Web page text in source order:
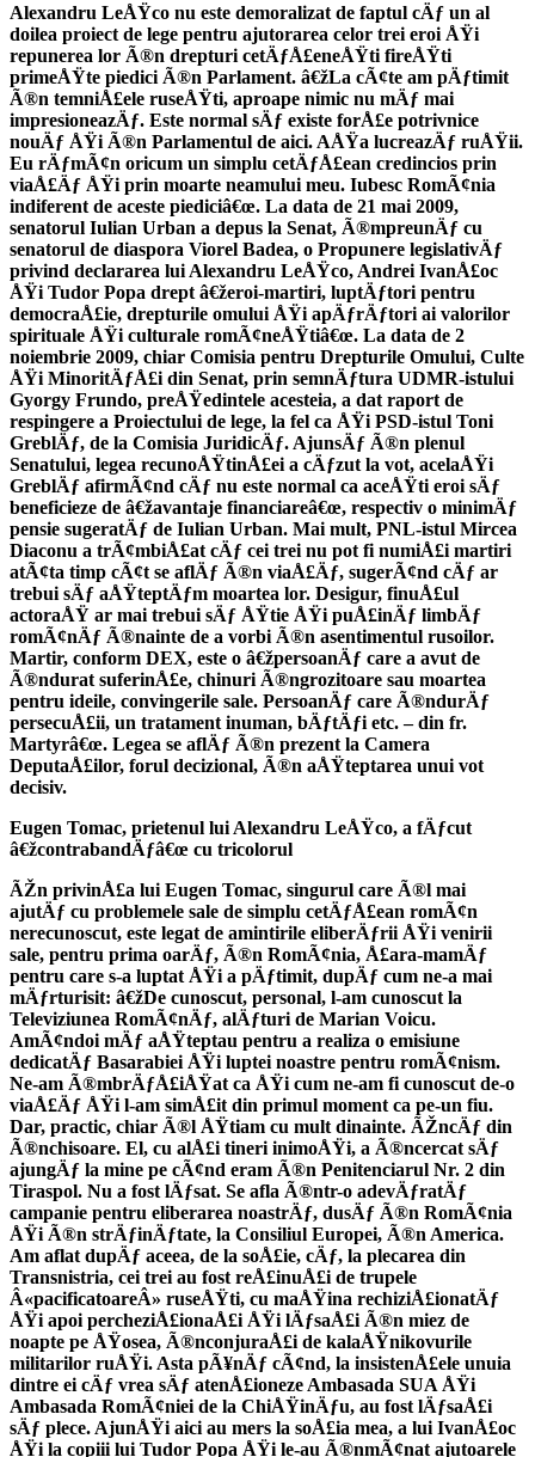
Alexandru LeÅŸco nu este demoralizat de faptul cÄƒ un al
doilea proiect de lege pentru ajutorarea celor trei eroi ÅŸi
repunerea lor Ã®n drepturi cetÄƒÅ£eneÅŸti fireÅŸti
primeÅŸte piedici Ã®n Parlament. â€žLa cÃ¢te am pÄƒtimit
Ã®n temniÅ£ele ruseÅŸti, aproape nimic nu mÄƒ mai
impresioneazÄƒ. Este normal sÄƒ existe forÅ£e potrivnice
nouÄƒ ÅŸi Ã®n Parlamentul de aici. AÅŸa lucreazÄƒ ruÅŸii.
Eu rÄƒmÃ¢n oricum un simplu cetÄƒÅ£ean credincios prin
viaÅ£Äƒ ÅŸi prin moarte neamului meu. Iubesc RomÃ¢nia
indiferent de aceste piediciâ€œ. La data de 21 mai 2009,
senatorul Iulian Urban a depus la Senat, Ã®mpreunÄƒ cu
senatorul de diaspora Viorel Badea, o Propunere legislativÄƒ
privind declararea lui Alexandru LeÅŸco, Andrei IvanÅ£oc
ÅŸi Tudor Popa drept â€žeroi-martiri, luptÄƒtori pentru
democraÅ£ie, drepturile omului ÅŸi apÄƒrÄƒtori ai valorilor
spirituale ÅŸi culturale romÃ¢neÅŸtiâ€œ. La data de 2
noiembrie 2009, chiar Comisia pentru Drepturile Omului, Culte
ÅŸi MinoritÄƒÅ£i din Senat, prin semnÄƒtura UDMR-istului
Gyorgy Frundo, preÅŸedintele acesteia, a dat raport de
respingere a Proiectului de lege, la fel ca ÅŸi PSD-istul Toni
GreblÄƒ, de la Comisia JuridicÄƒ. AjunsÄƒ Ã®n plenul
Senatului, legea recunoÅŸtinÅ£ei a cÄƒzut la vot, acelaÅŸi
GreblÄƒ afirmÃ¢nd cÄƒ nu este normal ca aceÅŸti eroi sÄƒ
beneficieze de â€žavantaje financiareâ€œ, respectiv o minimÄƒ
pensie sugeratÄƒ de Iulian Urban. Mai mult, PNL-istul Mircea
Diaconu a trÃ¢mbiÅ£at cÄƒ cei trei nu pot fi numiÅ£i martiri
atÃ¢ta timp cÃ¢t se aflÄƒ Ã®n viaÅ£Äƒ, sugerÃ¢nd cÄƒ ar
trebui sÄƒ aÅŸteptÄƒm moartea lor. Desigur, finuÅ£ul
actoraÅŸ ar mai trebui sÄƒ ÅŸtie ÅŸi puÅ£inÄƒ limbÄƒ
romÃ¢nÄƒ Ã®nainte de a vorbi Ã®n asentimentul rusoilor.
Martir, conform DEX, este o â€žpersoanÄƒ care a avut de
Ã®ndurat suferinÅ£e, chinuri Ã®ngrozitoare sau moartea
pentru ideile, convingerile sale. PersoanÄƒ care Ã®ndurÄƒ
persecuÅ£ii, un tratament inuman, bÄƒtÄƒi etc. – din fr.
Martyrâ€œ. Legea se aflÄƒ Ã®n prezent la Camera
DeputaÅ£ilor, forul decizional, Ã®n aÅŸteptarea unui vot
decisiv.
Eugen Tomac, prietenul lui Alexandru LeÅŸco, a fÄƒcut
â€žcontrabandÄƒâ€œ cu tricolorul
ÃŽn privinÅ£a lui Eugen Tomac, singurul care Ã®l mai
ajutÄƒ cu problemele sale de simplu cetÄƒÅ£ean romÃ¢n
nerecunoscut, este legat de amintirile eliberÄƒrii ÅŸi venirii
sale, pentru prima oarÄƒ, Ã®n RomÃ¢nia, Å£ara-mamÄƒ
pentru care s-a luptat ÅŸi a pÄƒtimit, dupÄƒ cum ne-a mai
mÄƒrturisit: â€žDe cunoscut, personal, l-am cunoscut la
Televiziunea RomÃ¢nÄƒ, alÄƒturi de Marian Voicu.
AmÃ¢ndoi mÄƒ aÅŸteptau pentru a realiza o emisiune
dedicatÄƒ Basarabiei ÅŸi luptei noastre pentru romÃ¢nism.
Ne-am Ã®mbrÄƒÅ£iÅŸat ca ÅŸi cum ne-am fi cunoscut de-o
viaÅ£Äƒ ÅŸi l-am simÅ£it din primul moment ca pe-un fiu.
Dar, practic, chiar Ã®l ÅŸtiam cu mult dinainte. ÃŽncÄƒ din
Ã®nchisoare. El, cu alÅ£i tineri inimoÅŸi, a Ã®ncercat sÄƒ
ajungÄƒ la mine pe cÃ¢nd eram Ã®n Penitenciarul Nr. 2 din
Tiraspol. Nu a fost lÄƒsat. Se afla Ã®ntr-o adevÄƒratÄƒ
campanie pentru eliberarea noastrÄƒ, dusÄƒ Ã®n RomÃ¢nia
ÅŸi Ã®n strÄƒinÄƒtate, la Consiliul Europei, Ã®n America.
Am aflat dupÄƒ aceea, de la soÅ£ie, cÄƒ, la plecarea din
Transnistria, cei trei au fost reÅ£inuÅ£i de trupele
Â«pacificatoareÂ» ruseÅŸti, cu maÅŸina rechiziÅ£ionatÄƒ
ÅŸi apoi percheziÅ£ionaÅ£i ÅŸi lÄƒsaÅ£i Ã®n miez de
noapte pe ÅŸosea, Ã®nconjuraÅ£i de kalaÅŸnikovurile
militarilor ruÅŸi. Asta pÃ¥nÄƒ cÃ¢nd, la insistenÅ£ele unuia
dintre ei cÄƒ vrea sÄƒ atenÅ£ioneze Ambasada SUA ÅŸi
Ambasada RomÃ¢niei de la ChiÅŸinÄƒu, au fost lÄƒsaÅ£i
sÄƒ plece. AjunÅŸi aici au mers la soÅ£ia mea, a lui IvanÅ£oc
ÅŸi la copiii lui Tudor Popa ÅŸi le-au Ã®nmÃ¢nat ajutoarele